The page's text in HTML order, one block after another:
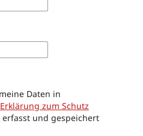
Erklärung zum Schutz
erfasst und gespeichert